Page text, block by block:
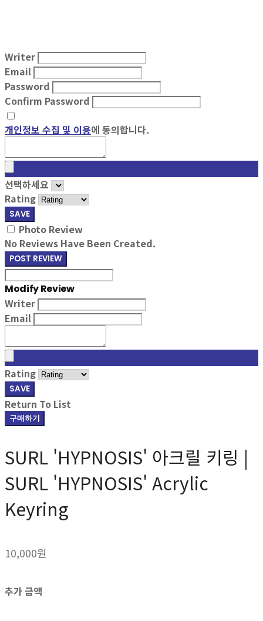
Writer
Email
Password
Confirm Password
개인정보 수집 및 이용에 동의합니다.
선택하세요
Rating
SAVE
Photo Review
No Reviews Have Been Created.
POST REVIEW
Modify Review
Writer
Email
Rating
SAVE
Return To List
구매하기
SURL 'HYPNOSIS' 아크릴 키링 |
SURL 'HYPNOSIS' Acrylic
Keyring
10,000원
추가 금액